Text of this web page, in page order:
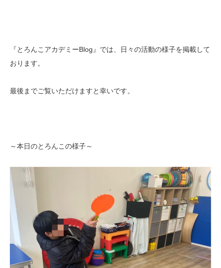
『とろんこアカデミーBlog』では、日々の活動の様子を掲載して
おります。
最後までご覧いただけますと幸いです。
～本日のとろんこの様子～